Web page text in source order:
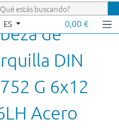
ES 0,00 €
de
DIN
G 6x12
Acero